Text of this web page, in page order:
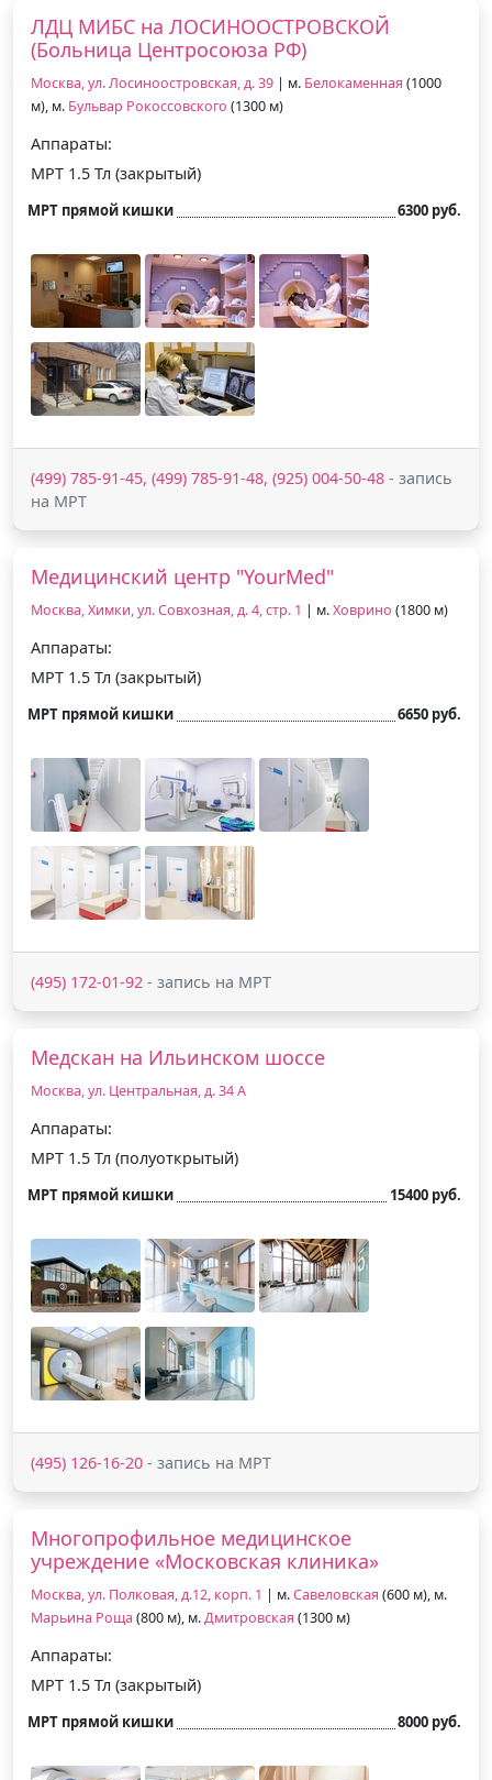
ЛДЦ МИБС на ЛОСИНООСТРОВСКОЙ
(Больница Центросоюза РФ)
Москва, ул. Лосиноостровская, д. 39 | м. Белокаменная (1000
м), м. Бульвар Рокоссовского (1300 м)
Аппараты:
МРТ 1.5 Тл (закрытый)
МРТ прямой кишки 6300 руб.
(499) 785-91-45, (499) 785-91-48, (925) 004-50-48 - запись
на МРТ
Медицинский центр "YourMed"
Москва, Химки, ул. Совхозная, д. 4, стр. 1 | м.Ховрино (1800 м)
Аппараты:
МРТ 1.5 Тл (закрытый)
МРТ прямой кишки 6650 руб.
(495) 172-01-92 - запись на МРТ
Медскан на Ильинском шоссе
Москва, ул. Центральная, д. 34 А
Аппараты:
МРТ 1.5 Тл (полуоткрытый)
МРТ прямой кишки 15400 руб.
(495) 126-16-20 - запись на МРТ
Многопрофильное медицинское
учреждение «Московская клиника»
Москва, ул. Полковая, д.12, корп. 1 | м.Савеловская (600 м), м.
Марьина Роща (800 м), м.Дмитровская (1300 м)
Аппараты:
МРТ 1.5 Тл (закрытый)
МРТ прямой кишки 8000 руб.